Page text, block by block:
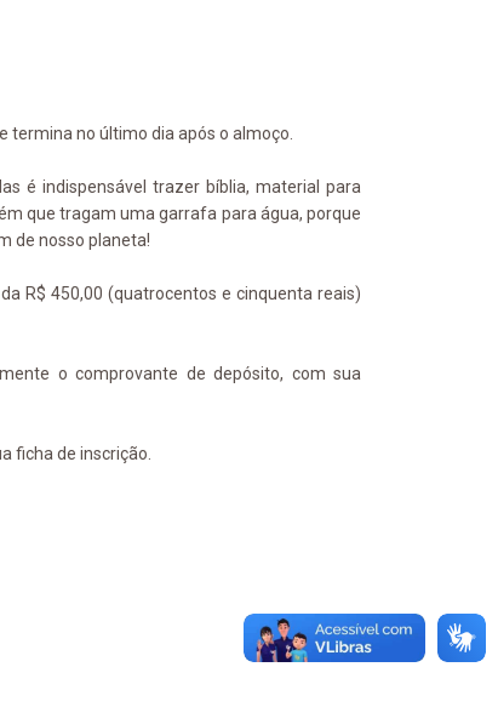
termina no último dia após o almoço.
é indispensável trazer bíblia, material para
que tragam uma garrafa para água, porque
de nosso planeta!
R$ 450,00 (quatrocentos e cinquenta reais)
o comprovante de depósito, com sua
ficha de inscrição.